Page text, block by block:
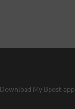
Download My Bpost app